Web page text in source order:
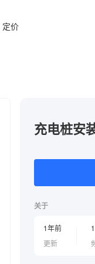
定价
充电桩安
关于
1年前
更新
1